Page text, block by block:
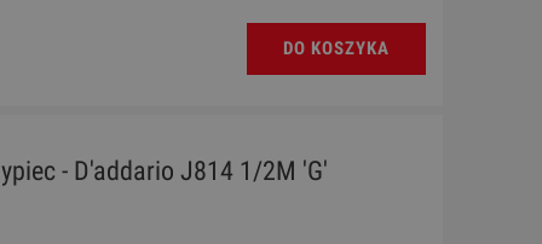
DO KOSZYKA
- D'addario J814 1/2M 'G'